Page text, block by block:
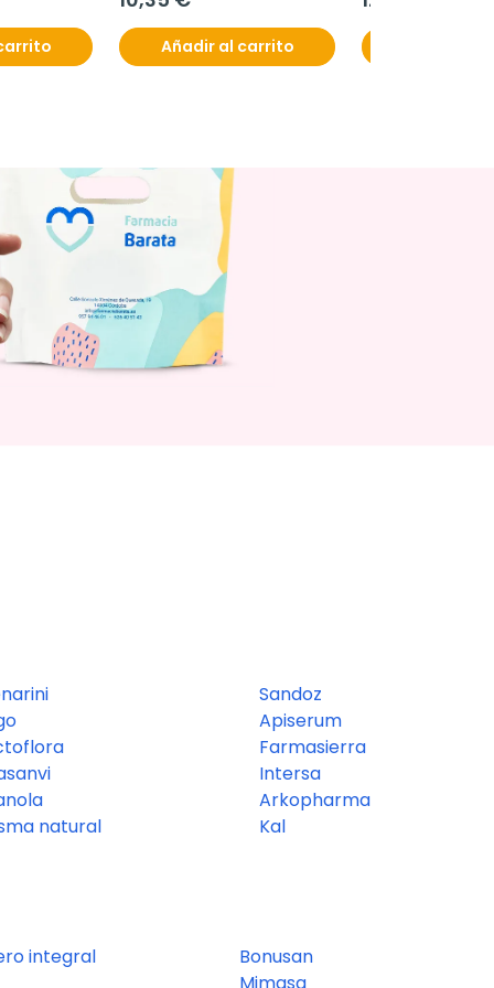
Añadir al carrito
natural
Sandoz
Apiserum
Farmasierra
Intersa
Arkopharma
Kal
integral
Bonusan